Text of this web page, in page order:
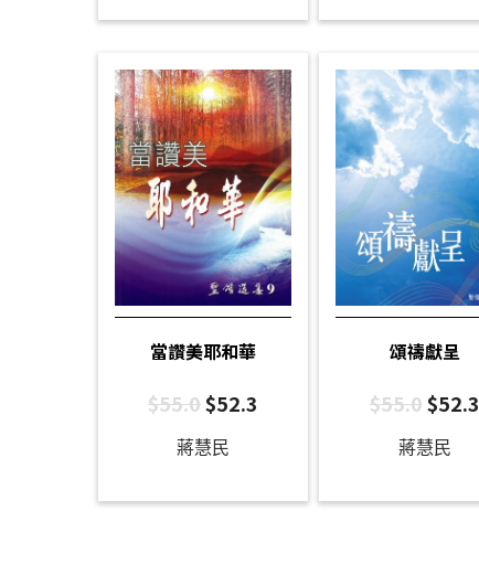
當讚美耶和華
$55.0$52.3
蔣慧民
頌禱獻呈
$55.0$52.3
蔣慧民